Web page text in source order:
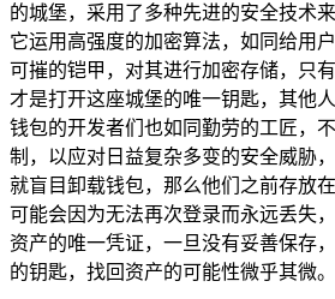
的城堡，采用了多种先进的安全技术
它运用高强度的加密算法，如同给用
可摧的铠甲，对其进行加密存储，只
才是打开这座城堡的唯一钥匙，其他
钱包的开发者们也如同勤劳的工匠，
制，以应对日益复杂多变的安全威胁
就盲目卸载钱包，那么他们之前存放
可能会因为无法再次登录而永远丢失
资产的唯一凭证，一旦没有妥善保存
的钥匙，找回资产的可能性微乎其微。